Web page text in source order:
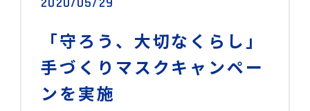
「守ろう、大切なくらし」
手づくりマスクキャンペー
ンを実施